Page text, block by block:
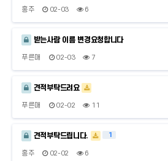
홍주 02-03 6
받는사람 이름 변경요청합니다
푸른매 02-03 7
견적부탁드려요
푸른매 02-02 11
견적부탁드립니다. 1
홍주 02-02 6